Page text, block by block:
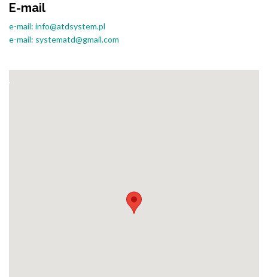
E-mail
e-mail: info@atdsystem.pl
e-mail: systematd@gmail.com